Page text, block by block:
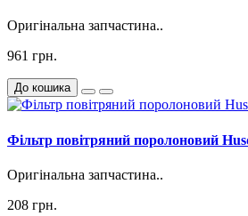
Оригінальна запчастина..
961 грн.
До кошика
Фільтр повітряний поролоновий
Оригінальна запчастина..
208 грн.